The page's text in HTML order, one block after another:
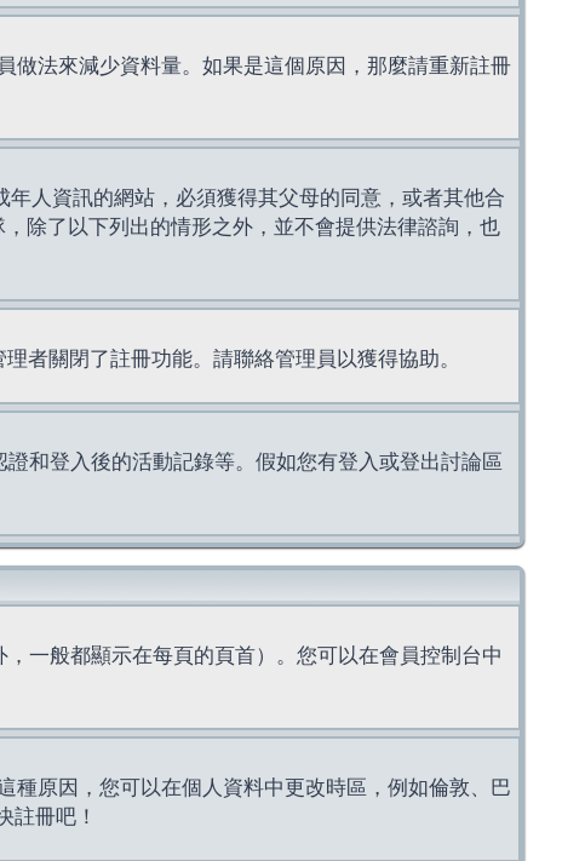
做法來減少資料量。如果是這個原因，那麼請重新註冊
人資訊的網站，必須獲得其父母的同意，或者其他合
除了以下列出的情形之外，並不會提供法律諮詢，也
者關閉了註冊功能。請聯絡管理員以獲得協助。
和登入後的活動記錄等。假如您有登入或登出討論區
一般都顯示在每頁的頁首）。您可以在會員控制台中
種原因，您可以在個人資料中更改時區，例如倫敦、巴
註冊吧！